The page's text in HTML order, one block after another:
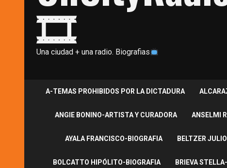
🎞
Una ciudad + una radio. Biografias
A-TEMAS PROHIBIDOS POR LA DICTADURA
ANGIE BONINO-ARTISTA Y CURADORA ANSELMI
AYALA FRANCISCO-BIOGRAFIA BELTZER
BOLCATTO HIPÓLITO-BIOGRAFIA BRIEVA